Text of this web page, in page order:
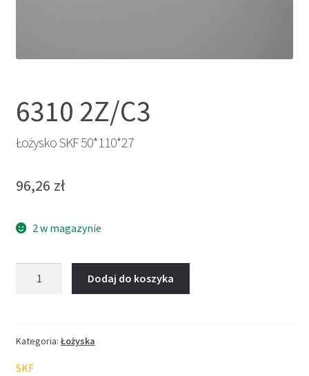
6310 2Z/C3
Łożysko SKF 50*110*27
96,26 zł
2 w magazynie
Dodaj do koszyka
Kategoria: Łożyska
SKF